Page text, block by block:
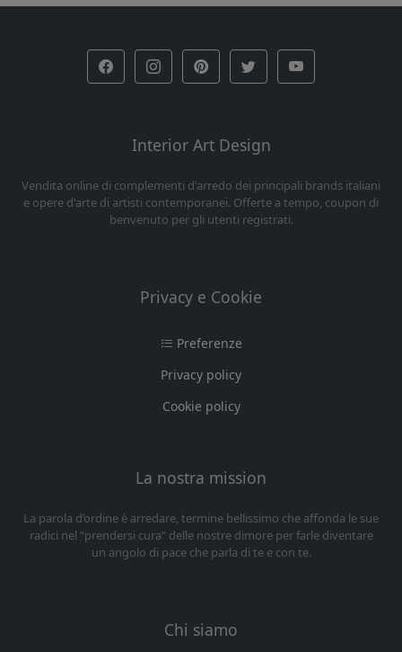
Interior Art Design
Vendita online di complementi d'arredo dei principali brands italiani
e opere d'arte di artisti contemporanei. Offerte a tempo, coupon di
benvenuto per gli utenti registrati.
Privacy e Cookie
Preferenze
Privacy policy
Cookie policy
La nostra mission
La parola d’ordine è arredare, termine bellissimo che affonda le sue
radici nel “prendersi cura” delle nostre dimore per farle diventare
un angolo di pace che parla di te e con te.
Chi siamo